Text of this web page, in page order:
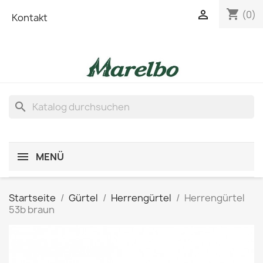
Kontakt shopping_cart (0)

search
MENÜ
Startseite Gürtel Herrengürtel
Herrengürtel
53b braun